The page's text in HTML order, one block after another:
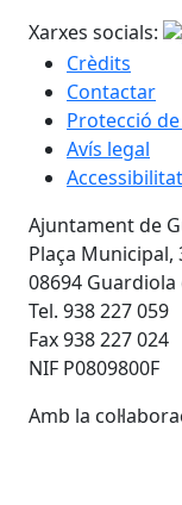
Xarxes socials:
Crèdits
Contactar
Protecció
Avís legal
Accessibilitat
Ajuntament de
Plaça Municipal,
08694
Tel. 938 227 059
Fax 938 227 024
NIF P0809800F
Amb la